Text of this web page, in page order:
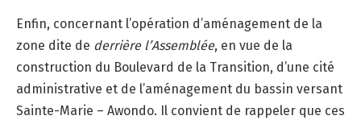
Enfin, concernant l’opération d’aménagement de la
zone dite de derrière l’Assemblée, en vue de la
construction du Boulevard de la Transition, d’une cité
administrative et de l’aménagement du bassin versant
Sainte-Marie – Awondo. Il convient de rappeler que ces